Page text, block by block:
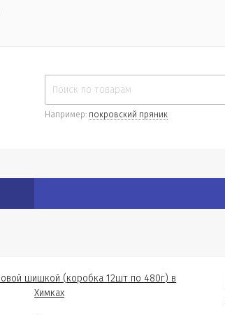
Например: покровский пряник